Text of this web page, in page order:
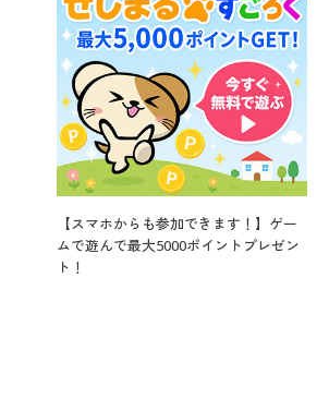
【スマホからも参加できます！】ゲー
ムで遊んで最大5000ポイントプレゼン
ト！